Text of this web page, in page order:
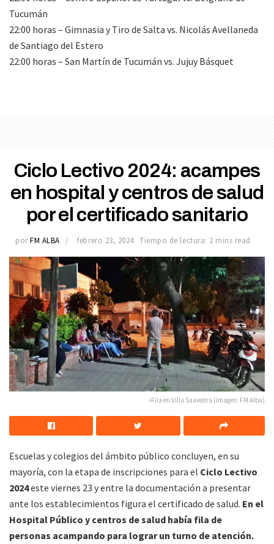
Tucumán
22:00 horas – Gimnasia y Tiro de Salta vs. Nicolás Avellaneda
de Santiago del Estero
22:00 horas – San Martín de Tucumán vs. Jujuy Básquet
Ciclo Lectivo 2024: acampes
en hospital y centros de salud
por el certificado sanitario
por FM ALBA febrero 23, 2024 Tiempo de lectura: 2 mins read
»Fila en Villa Saavedra (Imagen: FM Alba)
Escuelas y colegios del ámbito público concluyen, en su
mayoría, con la etapa de inscripciones para el Ciclo Lectivo
2024este viernes 23 y entre la documentación a presentar
ante los establecimientos figura el certificado de salud. En el
Hospital Público y centros de salud había fila de
personas acampando para lograr un turno de atención.